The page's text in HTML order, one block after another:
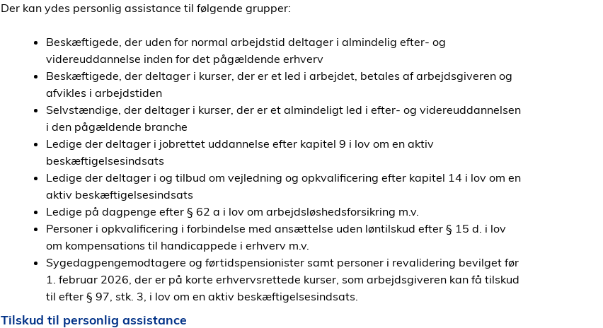
Der kan ydes personlig assistance til følgende grupper:
Beskæftigede, der uden for normal arbejdstid deltager i almindelig efter- og
videreuddannelse inden for det pågældende erhverv
Beskæftigede, der deltager i kurser, der er et led i arbejdet, betales af arbejdsgiveren og
afvikles i arbejdstiden
Selvstændige, der deltager i kurser, der er et almindeligt led i efter- og videreuddannelsen
i den pågældende branche
Ledige der deltager i jobrettet uddannelse efter kapitel 9 i lov om en aktiv
beskæftigelsesindsats
Ledige der deltager i og tilbud om vejledning og opkvalificering efter kapitel 14 i lov om en
aktiv beskæftigelsesindsats
Ledige på dagpenge efter § 62 a i lov om arbejdsløshedsforsikring m.v.
Personer i opkvalificering i forbindelse med ansættelse uden løntilskud efter § 15 d. i lov
om kompensations til handicappede i erhverv m.v.
Sygedagpengemodtagere og førtidspensionister samt personer i revalidering bevilget før
1. februar 2026, der er på korte erhvervsrettede kurser, som arbejdsgiveren kan få tilskud
til efter § 97, stk. 3, i lov om en aktiv beskæftigelsesindsats.
Tilskud til personlig assistance